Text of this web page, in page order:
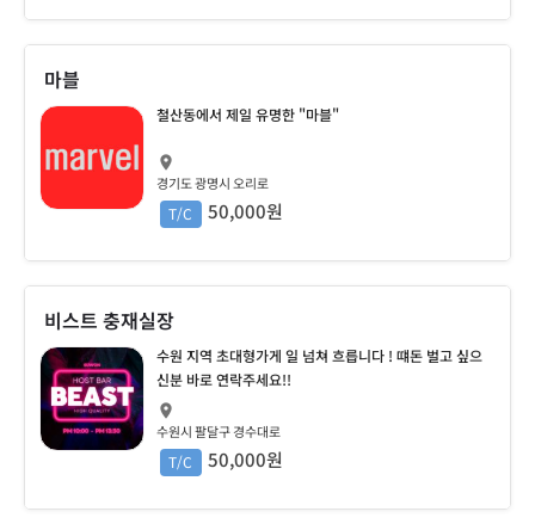
마블
철산동에서 제일 유명한 "마블"
경기도 광명시 오리로
T/C 50,000원
비스트 충재실장
수원 지역 초대형가게 일 넘쳐 흐릅니다 ! 떄돈 벌고 싶으
신분 바로 연락주세요!!
수원시 팔달구 경수대로
T/C 50,000원